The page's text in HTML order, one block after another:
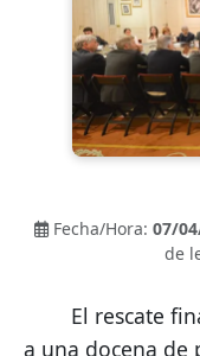
Fecha/Hora: 07/
de
a una docena de